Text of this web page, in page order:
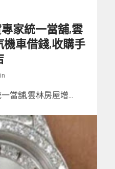
家統一當舖,雲
車借錢,收購手
當舖,雲林房屋增...